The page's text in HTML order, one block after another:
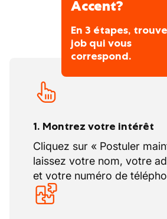
Accent?
En 3 étapes,
job qui vous
correspond.
1. Montrez votre intérêt
Cliquez sur « Postuler
laissez votre nom, votre
et votre numéro de